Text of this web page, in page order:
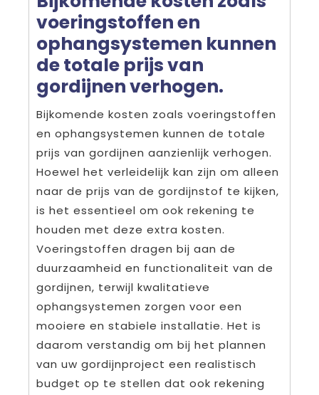
voeringstoffen en
ophangsystemen kunnen
de totale prijs van
gordijnen verhogen.
Bijkomende kosten zoals voeringstoffen
en ophangsystemen kunnen de totale
prijs van gordijnen aanzienlijk verhogen.
Hoewel het verleidelijk kan zijn om alleen
naar de prijs van de gordijnstof te kijken,
is het essentieel om ook rekening te
houden met deze extra kosten.
Voeringstoffen dragen bij aan de
duurzaamheid en functionaliteit van de
gordijnen, terwijl kwalitatieve
ophangsystemen zorgen voor een
mooiere en stabiele installatie. Het is
daarom verstandig om bij het plannen
van uw gordijnproject een realistisch
budget op te stellen dat ook rekening